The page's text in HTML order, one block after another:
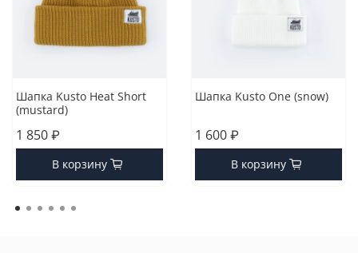
Шапка Kusto Heat Short
(mustard)
1 850 ₽
В корзину
Шапка Kusto One (snow)
1 600 ₽
В корзину